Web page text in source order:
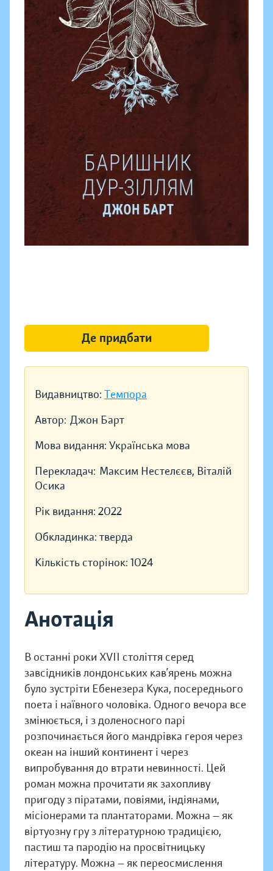
Видавництво: Темпора
Автор: Джон Барт
Мова видання: Українська мова
Перекладач: Максим Нестелєєв, Віталій
Осика
Рік видання: 2022
Обкладинка: тверда
Кількість сторінок: 1024
Анотація
В останні роки XVII століття серед
завсідників лондонських кав’ярень можна
було зустріти Ебенезера Кука, посереднього
поета і наївного чоловіка. Одного вечора все
змінюється, і з доленосного парі
розпочинається його мандрівка героя через
океан на інший континент і через
випробування до втрати невинності. Цей
роман можна прочитати як захопливу
пригоду з піратами, повіями, індіянами,
місіонерами та плантаторами. Можна — як
віртуозну гру з літературною традицією,
пастиш та пародію на просвітницьку
літературу. Можна — як переосмислення
Де придбати